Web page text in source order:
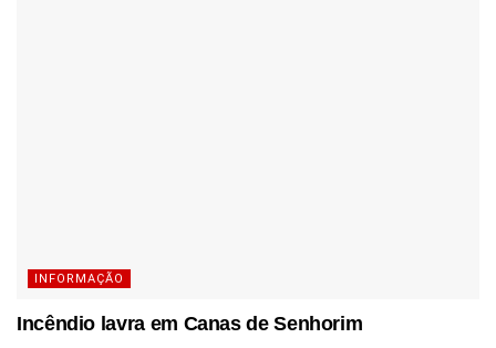
INFORMAÇÃO
Incêndio lavra em Canas de Senhorim